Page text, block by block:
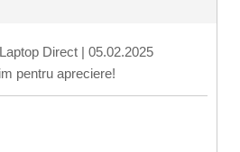
Direct | 05.02.2025
pentru apreciere!